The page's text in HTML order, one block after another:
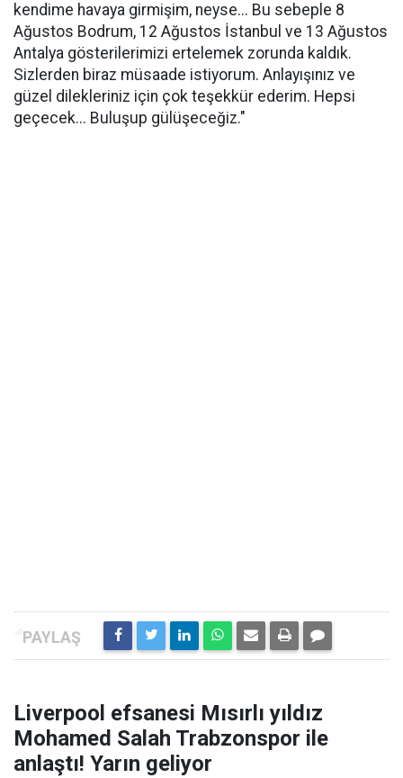
kendime havaya girmişim, neyse... Bu sebeple 8
Ağustos Bodrum, 12 Ağustos İstanbul ve 13 Ağustos
Antalya gösterilerimizi ertelemek zorunda kaldık.
Sizlerden biraz müsaade istiyorum. Anlayışınız ve
güzel dilekleriniz için çok teşekkür ederim. Hepsi
geçecek... Buluşup gülüşeceğiz."
Liverpool efsanesi Mısırlı yıldız
Mohamed Salah Trabzonspor ile
anlaştı! Yarın geliyor